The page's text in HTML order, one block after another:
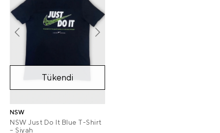
Tükendi
NSW
NSW Just Do It Blue T-Shirt
– Siyah